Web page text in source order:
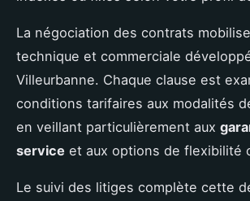
La négociation des contrats
technique et commerciale
Villeurbanne. Chaque clause est
conditions tarifaires aux modalités
en veillant particulièrement aux
service et aux options de flexibilité
Le suivi des litiges complète cette